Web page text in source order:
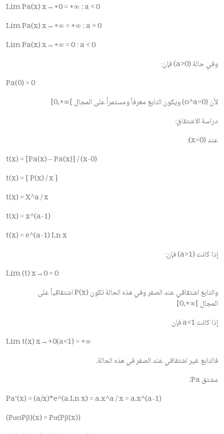
Lim Pa(x) x→+0 = +∞ : a < 0
Lim Pa(x) x→+∞ = +∞ : a > 0
Lim Pa(x) x→+∞ = 0 : a < 0
وفي حالة (a>0) فإن:
Pa(0) = 0
لأن (o^a=0) ويكون التابع معرفاً ومستمراً على المجال[0,+∞[
دراسة الاشتقاق:
عند (x=0
):
t(x) = [Pa(x) – Pa(x)] / (x-0)
t(x) = [ P(x) / x ]
t(x) = X^a / x
t(x) = x^(a-1)
t(x) = e^(a-1) Ln x
إذا كانت (a>1) فإن:
Lim (t) x→0 = 0
والتابع اشتقاقي عند الصفر وفي هذه الحالة تكونP(x)اشتقاقياً على
المجال[0,+∞[
إذا كانتa<1فإن
Lim t(x) x→+0(a<1) = +∞
فالتابع غير اشتقاقي عند الصفر في هذه الحالة.
مشتقPa
:
Pa’(x) = (a/x)*e^(a.Ln x) = a.x^a / x = a.x^(a-1)
(PαoPβ)(x) = Pα(Pβ(x))